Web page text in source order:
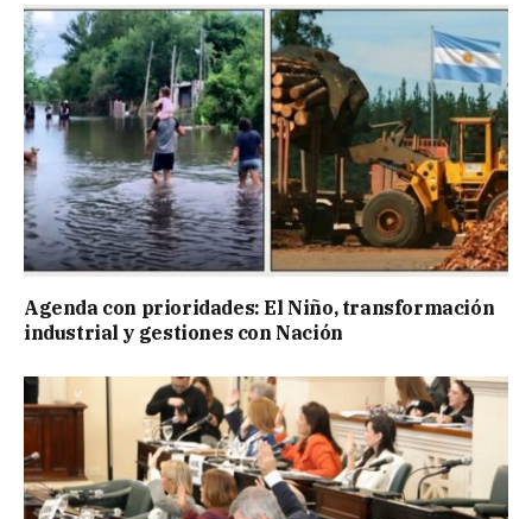
Agenda con prioridades: El Niño, transformación
industrial y gestiones con Nación